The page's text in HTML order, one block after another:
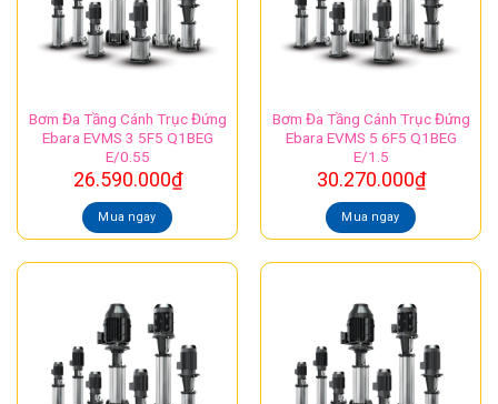
Bơm Đa Tầng Cánh Trục Đứng
Ebara EVMS 3 5F5 Q1BEG
E/0.55
26.590.000₫
Mua ngay
Bơm Đa Tầng Cánh Trục Đứng
Ebara EVMS 5 6F5 Q1BEG
E/1.5
30.270.000₫
Mua ngay